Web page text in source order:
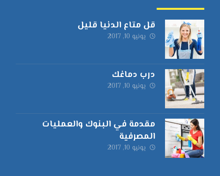
قل متاع الدنيا قليل
يونيو 10, 2017
درب دماغك
يونيو 10, 2017
مقدمة في البنوك والعمليات
المصرفية
يونيو 10, 2017